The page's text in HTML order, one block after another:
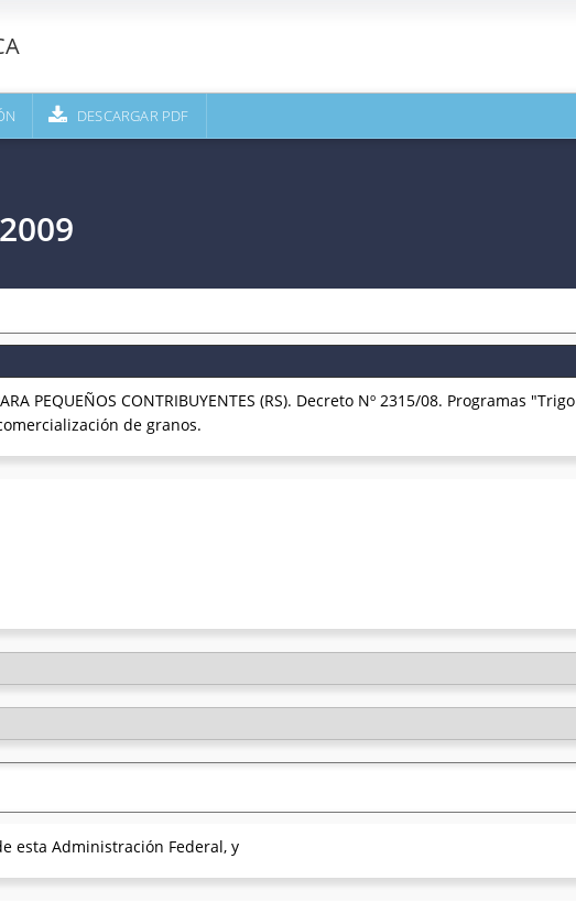
DESCARGAR PDF
PEQUEÑOS CONTRIBUYENTES (RS). Decreto Nº 2315/08. Programas "Trigo
de granos.
esta Administración Federal, y